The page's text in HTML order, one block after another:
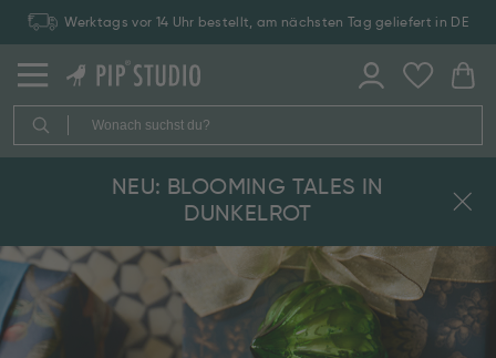
Werktags vor 14 Uhr bestellt, am nächsten Tag geliefert in DE
NEU: BLOOMING TALES IN
DUNKELROT